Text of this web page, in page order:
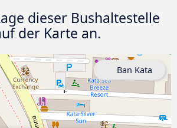
dieser Bushaltestelle
der Karte an.
Ban Kata